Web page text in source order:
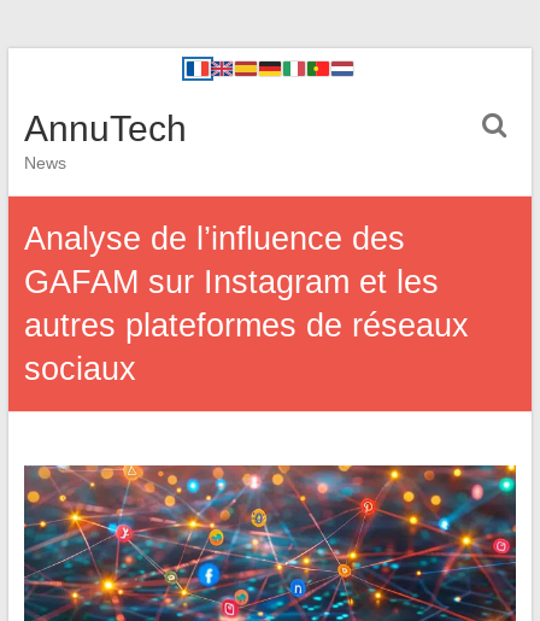
AnnuTech
News
Analyse de l’influence des
GAFAM sur Instagram et les
autres plateformes de réseaux
sociaux